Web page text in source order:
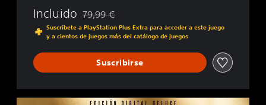
Incluido Rebajado del precio original de 79,99 €
79,99 €
Suscríbete a PlayStation Plus Extra para acceder a este juego
y a cientos de juegos más del catálogo de juegos
Suscribirse